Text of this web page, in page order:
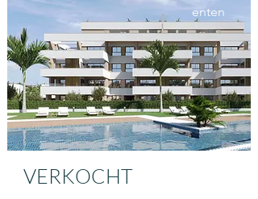
enten
VERKOCHT